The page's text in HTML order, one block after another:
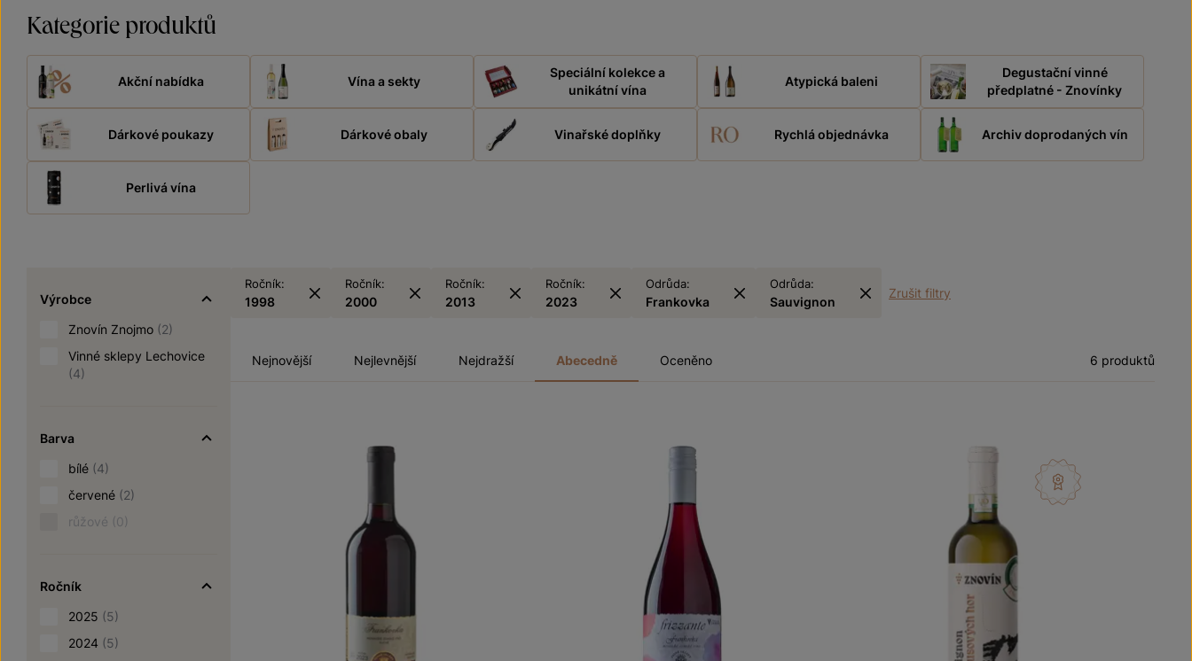
Kategorie produktů
Akční nabídka Vína a sekty
Speciální kolekce a
unikátní vína
Atypická baleni
Degustační vinné
předplatné - Znovínky
Dárkové poukazy Dárkové obaly Vinařské doplňky Rychlá objednávka Archiv doprodaných vín
Perlivá vína
Výrobce
Znovín Znojmo (2)
Vinné sklepy Lechovice
(4)
Barva
bílé (4)
červené (2)
růžové (0)
Ročník
2025 (5)
2024 (5)
Ročník:
1998
Ročník:
2000
Ročník:
2013
Ročník:
2023
Odrůda:
Frankovka
Odrůda:
Sauvignon
Zrušit filtry
Nejnovější Nejlevnější Nejdražší Abecedně Oceněno 6 produktů